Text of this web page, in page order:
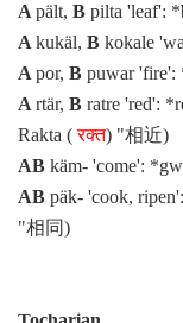
A pält, B pilta 'leaf': *
A kukäl, B kokale
A por, B puwar'fire':
A rtär, B ratre 'red': *
Rakta ( रक्त) "相近)
AB käm- 'come': *
AB päk- 'cook,
"相同)